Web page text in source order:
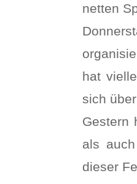
netten
hat
sich
Gestern
als
dieser